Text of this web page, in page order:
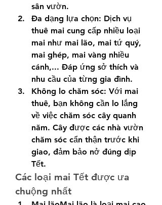
sân vườn.
Đa dạng lựa chọn: Dịch vụ
thuê mai cung cấp nhiều loại
mai như mai lão, mai tứ quý,
mai ghép, mai vàng nhiều
cánh,... Đáp ứng sở thích và
nhu cầu của từng gia đình.
Không lo chăm sóc: Với mai
thuê, bạn không cần lo lắng
về việc chăm sóc cây quanh
năm. Cây được các nhà vườn
chăm sóc cẩn thận trước khi
giao, đảm bảo nở đúng dịp
Tết.
Các loại mai Tết được ưa
chuộng nhất